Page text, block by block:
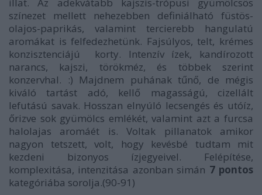
színezet mellett nehezebben definiálható füstös-
olajos-paprikás, valamint tercierebb hangulatú
aromákat is felfedezhetünk. Fajsúlyos, telt, krémes
konzisztenciájú korty. Intenzív ízek, kandírozott
narancs, kajszi, törökméz, és többek szerint
konzervhal. :) Majdnem puhának tűnő, de mégis
kiváló tartást adó, kellő magasságú, cizellált
lefutású savak. Hosszan elnyúló lecsengés és utóíz,
őrizve sok gyümölcs emlékét, valamint azt a furcsa
halolajas aromáét is. Voltak pillanatok amikor
nagyon tetszett, volt, hogy kevésbé tudtam mit
kezdeni bizonyos ízjegyeivel. Felépítése,
komplexitása, intenzitása azonban simán 7 pontos
kategóriába sorolja.(90-91)